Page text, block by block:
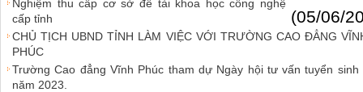
Nghiệm thu cấp cơ sở đề tài khoa học công nghệ
cấp tỉnh
(05/06/
CHỦ TỊCH UBND TỈNH LÀM VIỆC VỚI TRƯỜNG CAO ĐẲNG
PHÚC
Trường Cao đẳng Vĩnh Phúc tham dự Ngày hội tư vấn tuyển sinh
năm 2023.